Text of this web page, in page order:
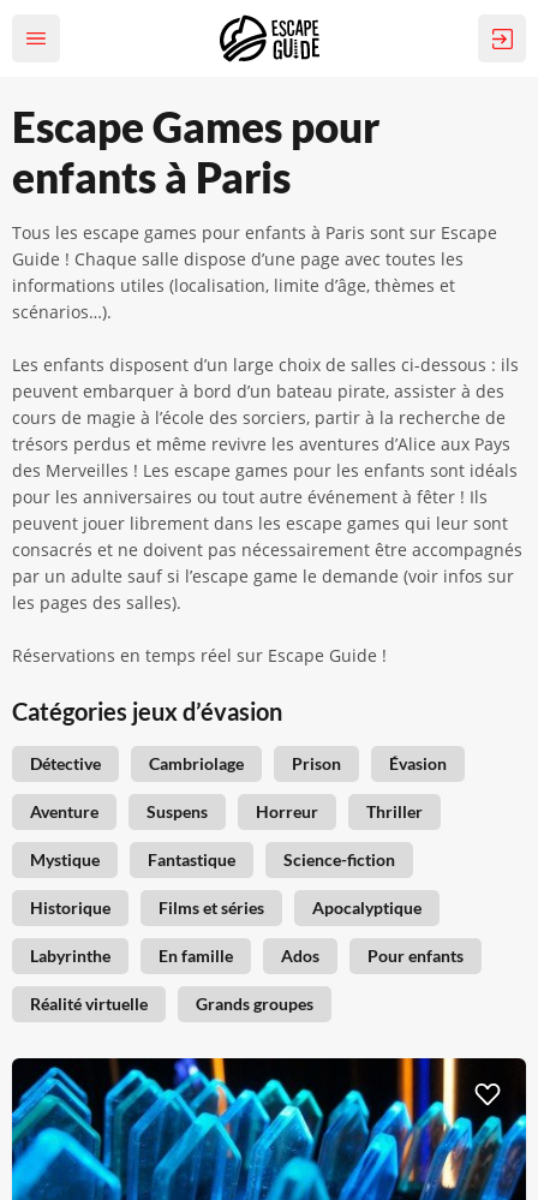
Escape Games pour
enfants à Paris
Tous les escape games pour enfants à Paris sont sur Escape
Guide ! Chaque salle dispose d’une page avec toutes les
informations utiles (localisation, limite d’âge, thèmes et
scénarios…).
Les enfants disposent d’un large choix de salles ci-dessous : ils
peuvent embarquer à bord d’un bateau pirate, assister à des
cours de magie à l’école des sorciers, partir à la recherche de
trésors perdus et même revivre les aventures d’Alice aux Pays
des Merveilles ! Les escape games pour les enfants sont idéals
pour les anniversaires ou tout autre événement à fêter ! Ils
peuvent jouer librement dans les escape games qui leur sont
consacrés et ne doivent pas nécessairement être accompagnés
par un adulte sauf si l’escape game le demande (voir infos sur
les pages des salles).
Réservations en temps réel sur Escape Guide !
Catégories jeux d’évasion
Détective Cambriolage Prison Évasion
Aventure Suspens Horreur Thriller
Mystique Fantastique Science-fiction
Historique Films et séries Apocalyptique
Labyrinthe En famille Ados Pour enfants
Réalité virtuelle Grands groupes